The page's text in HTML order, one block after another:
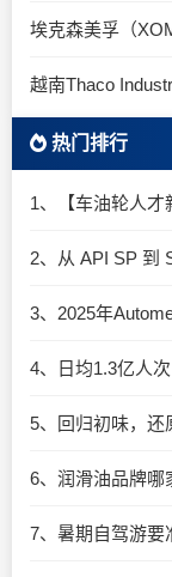
越南Thaco
热门排行
1、【车油轮人
4、日均1.3亿人
5、回归初味，还
6、润滑油品牌哪
7、暑期自驾游要